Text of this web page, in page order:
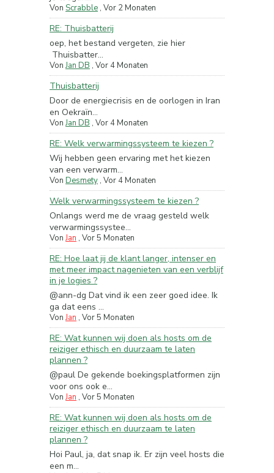
Von Scrabble , Vor 2 Monaten
RE: Thuisbatterij
oep, het bestand vergeten, zie hier
Thuisbatter...
VonJan DB , Vor 4 Monaten
Thuisbatterij
Door de energiecrisis en de oorlogen in Iran
en Oekraïn...
VonJan DB , Vor 4 Monaten
RE: Welk verwarmingssysteem te kiezen ?
Wij hebben geen ervaring met het kiezen
van een verwarm...
Von Desmety , Vor 4 Monaten
Welk verwarmingssysteem te kiezen ?
Onlangs werd me de vraag gesteld welk
verwarmingssystee...
VonJan , Vor 5 Monaten
RE: Hoe laat jij de klant langer, intenser en
met meer impact nagenieten van een verblijf
in je logies ?
@ann-dg Dat vind ik een zeer goed idee. Ik
ga dat eens ...
VonJan , Vor 5 Monaten
RE: Wat kunnen wij doen als hosts om de
reiziger ethisch en duurzaam te laten
plannen ?
@paul De gekende boekingsplatformen zijn
voor ons ook e...
VonJan , Vor 5 Monaten
RE: Wat kunnen wij doen als hosts om de
reiziger ethisch en duurzaam te laten
plannen ?
Hoi Paul, ja, dat snap ik. Er zijn veel hosts die
een m...